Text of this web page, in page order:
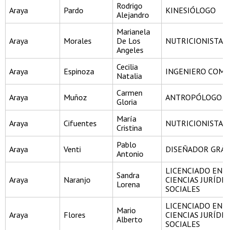
Araya Pardo
Rodrigo
Alejandro
KINESIÓLOGO
Araya Morales
Marianela
De Los
Angeles
NUTRICIONISTA
Araya Espinoza
Cecilia
Natalia
INGENIERO
Araya Muñoz
Carmen
Gloria
ANTROPÓLOGO
Araya Cifuentes
María
Cristina
NUTRICIONISTA
Araya Venti
Pablo
Antonio
DISEÑADOR
Araya Naranjo
Sandra
Lorena
LICENCIADO EN
CIENCIAS
SOCIALES
Araya Flores
Mario
Alberto
LICENCIADO EN
CIENCIAS
SOCIALES